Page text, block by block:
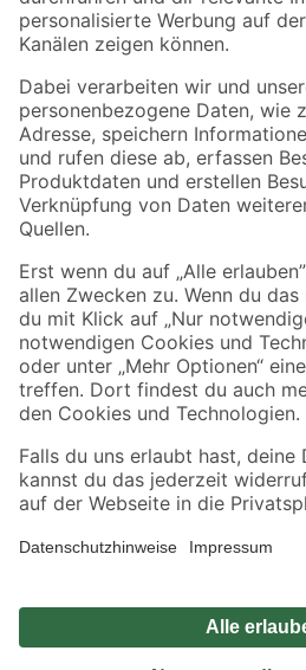
Folge uns
Zahlungsarten
Sicher einkaufen
Jetzt die toom-App herunterladen
Alle Preisangaben in EUR inkl. gesetzl. MwSt.. Die
Umständen nicht in allen Märkten verfügbar. Die
Produkte nur solange der Vorrat reicht.
*Paketversand ab 59 € versandkostenfrei, gilt nicht
Privatsphäre
Nutzungsbedingungen
Widerrufsrecht